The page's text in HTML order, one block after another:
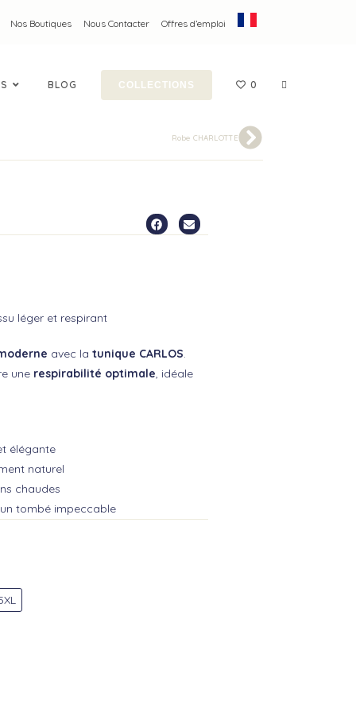
Nos Boutiques Nous Contacter Offres d’emploi
BLOG COLLECTIONS 0
Robe CHARLOTTE
léger et respirant
avec latunique CARLOS.
une respirabilité optimale, idéale
élégante
naturel
chaudes
tombé impeccable